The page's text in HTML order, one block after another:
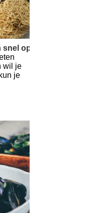
op tafel
wil je
je